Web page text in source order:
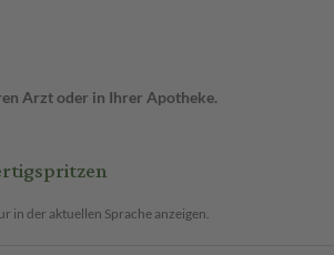
Arzt oder in Ihrer Apotheke.
in der aktuellen Sprache anzeigen.